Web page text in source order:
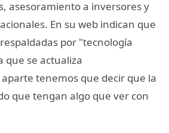
asesoramiento a inversores y
En su web indican que
por "tecnología
que se actualiza
tenemos que decir que la
que tengan algo que ver con